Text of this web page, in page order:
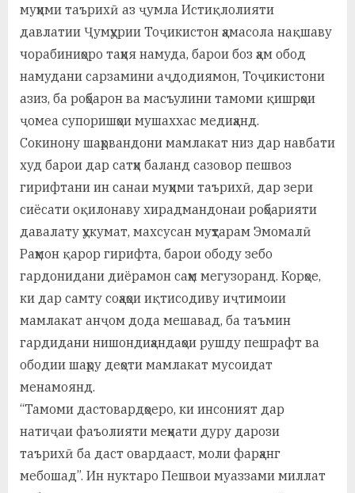
муҳими таърихӣ аз ҷумла Истиқлолияти
давлатии Ҷумҳурии Тоҷикистон ҳамасола нақшаву
чорабиниҳоро таҳия намуда, барои боз ҳам обод
намудани сарзамини аҷдодиямон, Тоҷикистони
азиз, ба роҳбарон ва масъулини тамоми қишрҳои
ҷомеа супоришҳои мушаххас медиҳанд.
Сокинону шаҳрвандони мамлакат низ дар навбати
худ барои дар сатҳи баланд сазовор пешвоз
гирифтани ин санаи муҳими таърихӣ, дар зери
сиёсати оқилонаву хирадмандонаи роҳбарияти
давалату ҳукумат, махсусан муҳтарам Эмомалӣ
Раҳмон қарор гирифта, барои ободу зебо
гардонидани диёрамон саҳм мегузоранд. Корҳое,
ки дар самту соҳаҳои иқтисодиву иҷтимоии
мамлакат анҷом дода мешавад, ба таъмин
гардидани нишондиҳандаҳои рушду пешрафт ва
ободии шаҳру деҳоти мамлакат мусоидат
менамоянд.
“Тамоми дастовардҳоеро, ки инсоният дар
натиҷаи фаъолияти меҳнати дуру дарози
таърихӣ ба даст овардааст, моли фарҳанг
мебошад”. Ин нуктаро Пешвои муаззами миллат